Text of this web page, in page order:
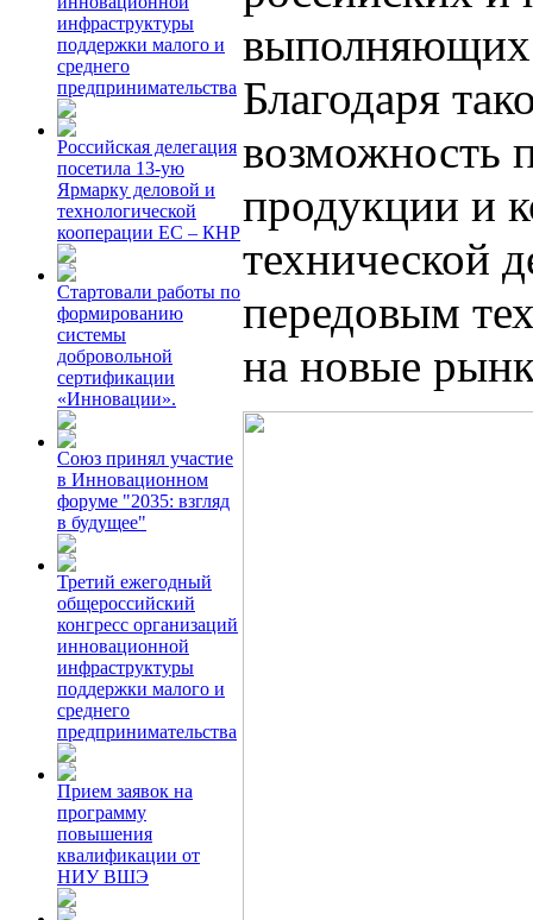
инфраструктуры
поддержки малого и
среднего
предпринимательства
Российская делегация
посетила 13-ую
Ярмарку деловой и
технологической
кооперации ЕС – КНР
Стартовали работы по
формированию
системы
добровольной
сертификации
«Инновации».
Союз принял участие
в Инновационном
форуме "2035: взгляд
в будущее"
Третий ежегодный
общероссийский
конгресс организаций
инновационной
инфраструктуры
поддержки малого и
среднего
предпринимательства
Прием заявок на
программу
повышения
квалификации от
НИУ ВШЭ
выполняющих
Благодаря
возможность
продукции и
технической
передовым
на новые